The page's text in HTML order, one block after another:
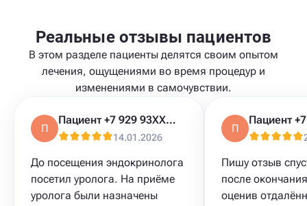
Реальные отзывы пациентов
В этом разделе пациенты делятся своим опытом
лечения, ощущениями во время процедур и
изменениями в самочувствии.
П
Пациент +7 929 93XXXXX
14.01.2026
До посещения эндокринолога
посетил уролога. На приёме
уролога были назначены
П
Пишу отзыв
после
оценив